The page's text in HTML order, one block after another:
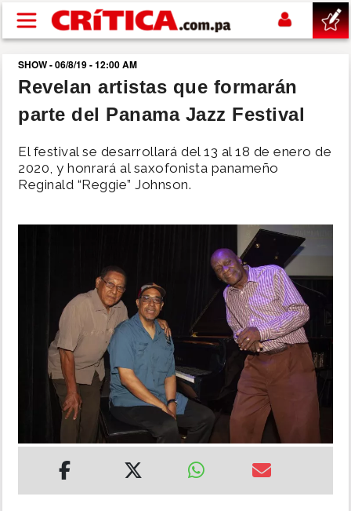
Pasar al contenido principal
buscar
SUCESOS
NACIONAL
INSÓLITAS
IMPRESO
SHOW - 06/8/19 - 12:00 AM
Revelan artistas que formarán
parte del Panama Jazz Festival
El festival se desarrollará del 13 al 18 de enero de
2020, y honrará al saxofonista panameño
Reginald “Reggie” Johnson.